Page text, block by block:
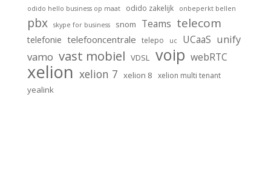
odido hello business op maat odido zakelijk onbeperkt bellen
pbx skype for business snom Teams telecom
telefonie telefooncentrale telepo uc UCaaS unify
vamo vast mobiel VDSL voip webRTC
xelion xelion 7 xelion 8 xelion multi tenant
yealink